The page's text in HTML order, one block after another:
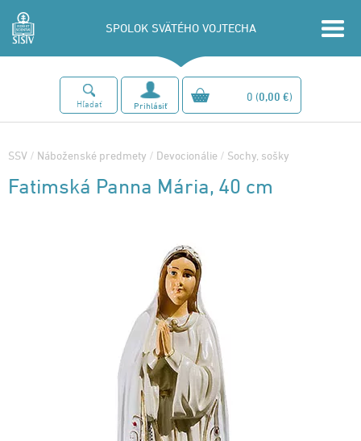
SPOLOK SVÄTÉHO VOJTECHA
Hľadať Prihlásiť
0 (0,00 €)
SSV / Náboženské predmety / Devocionálie / Sochy, sošky
Fatimská Panna Mária, 40 cm